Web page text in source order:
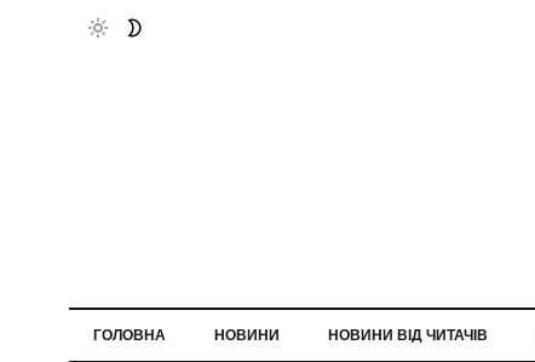
ГОЛОВНА НОВИНИ НОВИНИ ВІД ЧИТАЧІВ